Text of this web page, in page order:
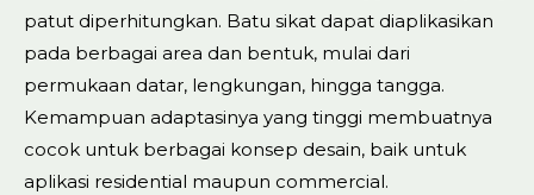
patut diperhitungkan. Batu sikat dapat diaplikasikan
pada berbagai area dan bentuk, mulai dari
permukaan datar, lengkungan, hingga tangga.
Kemampuan adaptasinya yang tinggi membuatnya
cocok untuk berbagai konsep desain, baik untuk
aplikasi residential maupun commercial.